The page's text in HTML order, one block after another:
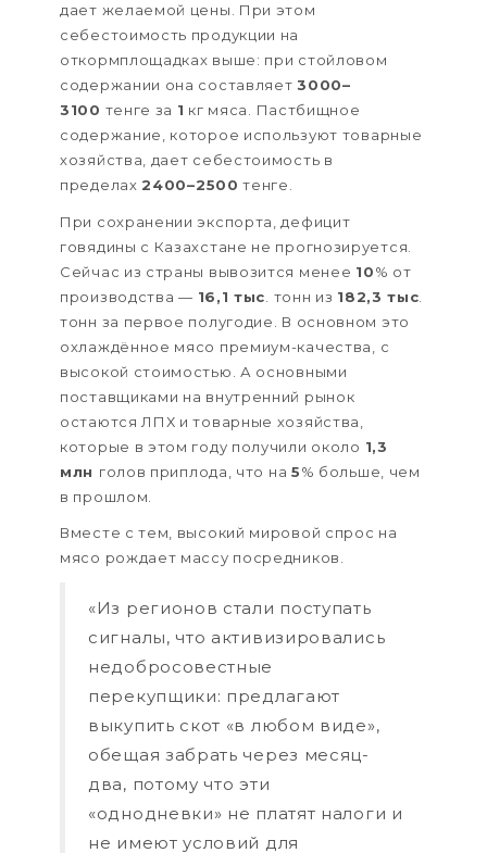
дает желаемой цены. При этом
себестоимость продукции на
откормплощадках выше: при стойловом
содержании она составляет3000–
3100 тенге за 1 кг мяса. Пастбищное
содержание, которое используют товарные
хозяйства, дает себестоимость в
пределах 2400–2500 тенге.
При сохранении экспорта, дефицит
говядины с Казахстане не прогнозируется.
Сейчас из страны вывозится менее 10% от
производства — 16,1 тыс . тонн из 182,3 тыс
тонн за первое полугодие. В основном это
охлаждённое мясо премиум-качества, с
высокой стоимостью. А основными
поставщиками на внутренний рынок
остаются ЛПХ и товарные хозяйства,
которые в этом году получили около 1,3
млн голов приплода, что на 5% больше, чем
в прошлом.
Вместе с тем, высокий мировой спрос на
мясо рождает массу посредников.
«Из регионов стали поступать
сигналы, что активизировались
недобросовестные
перекупщики: предлагают
выкупить скот «в любом виде»,
обещая забрать через месяц-
два, потому что эти
«однодневки» не платят налоги и
не имеют условий для